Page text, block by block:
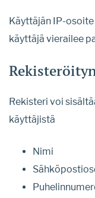
Käyttäjän IP-
käyttäjä vierailee
Rekisteri voi
käyttäjistä
Nimi